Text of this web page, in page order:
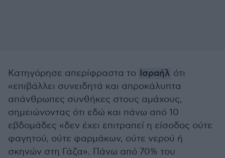
Κατηγόρησε απερίφραστα το Ισραήλ ότι
«επιβάλλει συνειδητά και απροκάλυπτα
απάνθρωπες συνθήκες στους αμάχους,
σημειώνοντας ότι εδώ και πάνω από 10
εβδομάδες «δεν έχει επιτραπεί η είσοδος ούτε
φαγητού, ούτε φαρμάκων, ούτε νερού ή
σκηνών στη Γάζα». Πάνω από 70% του